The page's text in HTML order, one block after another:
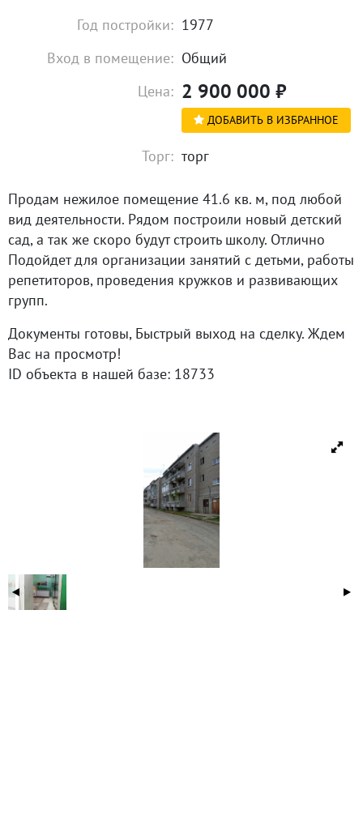
Год постройки: 1977
Вход в помещение: Общий
Цена: 2 900 000 ₽
ДОБАВИТЬ В ИЗБРАННОЕ
Торг: торг
Продам нежилое помещение 41.6 кв. м, под любой
вид деятельности. Рядом построили новый детский
сад, а так же скоро будут строить школу. Отлично
Подойдет для организации занятий с детьми, работы
репетиторов, проведения кружков и развивающих
групп.
Документы готовы, Быстрый выход на сделку. Ждем
Вас на просмотр!
ID объекта в нашей базе: 18733